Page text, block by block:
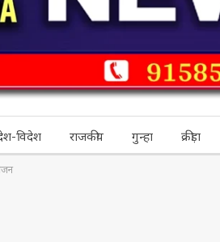
विदेश राजकीय गुन्हा क्रीड़ा